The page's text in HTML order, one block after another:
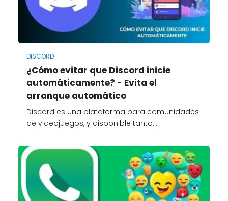
DISCORD
¿Cómo evitar que Discord inicie
automáticamente? - Evita el
arranque automático
Discord es una plataforma para comunidades
de videojuegos, y disponible tanto…